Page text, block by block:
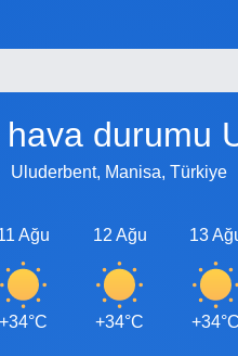
hava durumu
Uluderbent, Manisa, Türkiye
Ağu
+34°C
12 Ağu
+34°C
13
+34°C